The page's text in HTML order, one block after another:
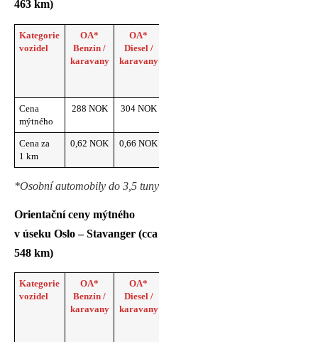
463 km)
Kategorie
vozidel
OA*
Benzín /
karavany
OA*
Diesel /
karavany
Cena
mýtného
288 NOK 304 NOK
Cena za
1 km
0,62 NOK 0,66 NOK
*Osobní automobily do 3,5 tuny
Orientační ceny mýtného
v úseku Oslo – Stavanger (cca
548 km)
Kategorie
vozidel
OA*
Benzín /
karavany
OA*
Diesel /
karavany